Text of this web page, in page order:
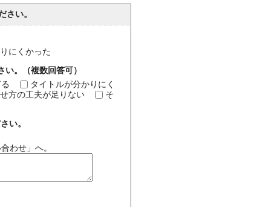
さい。
にくかった
。（複数回答可）
タイトルが分かりにく
方の工夫が足りない
そ
い。
わせ」へ。